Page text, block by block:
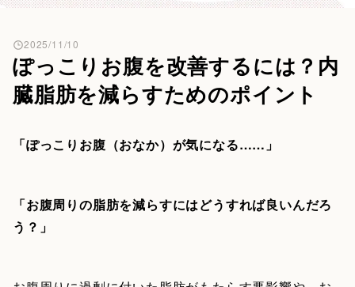
ぽっこりお腹を改善するには？内
臓脂肪を減らすためのポイント
2025/11/10
「ぽっこりお腹（おなか）が気になる……」
「お腹周りの脂肪を減らすにはどうすれば良いんだろ
う？」